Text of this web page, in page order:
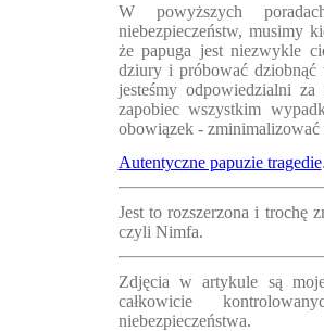
W powyższych
niebezpieczeństw, musimy
że papuga jest niezwykle
dziury i próbować dziobnąć
jesteśmy odpowiedzialni
zapobiec wszystkim
obowiązek -
Autentyczne papuzie tragedie
Jest to rozszerzona i trochę
czyli Nimfa.
Zdjęcia w artykule są
całkowicie
niebezpieczeństwa.